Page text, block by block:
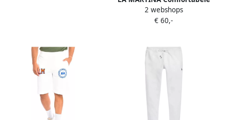
en veelzijdige jogger
sportbroek White Heren
2 webshops
€ 60,-